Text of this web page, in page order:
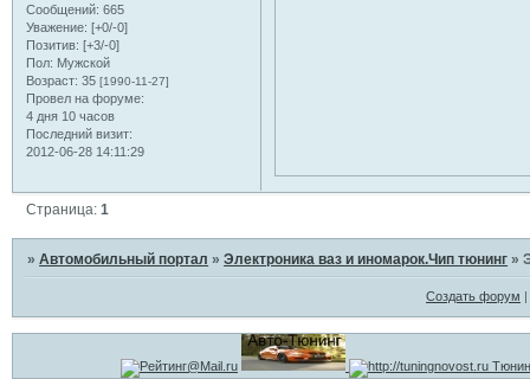
Сообщений: 665
Уважение: [+0/-0]
Позитив: [+3/-0]
Пол: Мужской
Возраст: 35 [1990-11-27]
Провел на форуме:
4 дня 10 часов
Последний визит:
2012-06-28 14:11:29
Страница:1
»Автомобильный портал »Электроника ваз и иномарок.Чип тюнинг »
Создать форум |